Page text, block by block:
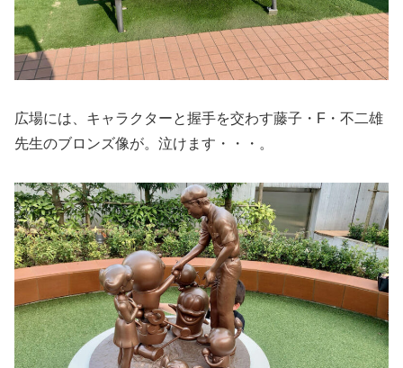
広場には、キャラクターと握手を交わす藤子・F・不二雄
先生のブロンズ像が。泣けます・・・。